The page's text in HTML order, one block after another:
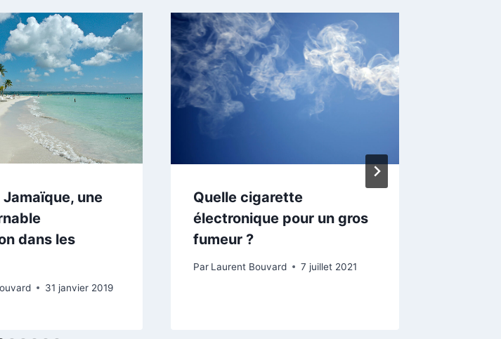
Jamaïque, une
dans les
31 janvier 2019
Quelle cigarette
électronique pour un gros
fumeur ?
Par Laurent Bouvard 7 juillet 2021